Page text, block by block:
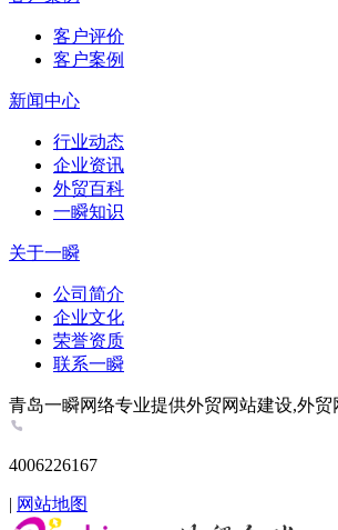
客户评价
客户案例
新闻中心
行业动态
企业资讯
外贸百科
一瞬知识
关于一瞬
公司简介
企业文化
荣誉资质
联系一瞬
青岛一瞬网络专业提供外贸网站建设,外
4006226167
| 网站地图